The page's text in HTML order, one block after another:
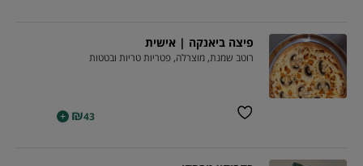
פיצה ביאנקה | אישית
רוטב שמנת, מוצרלה, פטריות טריות ובטטות
₪43
+